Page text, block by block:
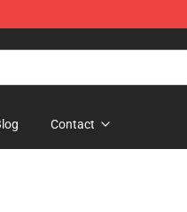
Contact